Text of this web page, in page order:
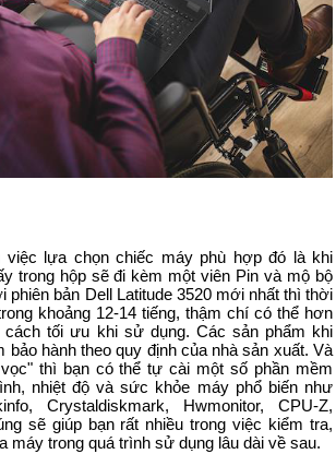
việc lựa chọn chiếc máy phù hợp đó là khi
trong hộp sẽ đi kèm một viên Pin và mộ bộ
phiên bản Dell Latitude 3520 mới nhất thì thời
khoảng 12-14 tiếng, thậm chí có thể hơn
cách tối ưu khi sử dụng. Các sản phẩm khi
bảo hành theo quy định của nhà sản xuất. Và
thì bạn có thể tự cài một số phần mềm
nhiệt độ và sức khỏe máy phổ biến như
Crystaldiskmark, Hwmonitor, CPU-Z,
sẽ giúp bạn rất nhiều trong việc kiểm tra,
máy trong quá trình sử dụng lâu dài về sau.